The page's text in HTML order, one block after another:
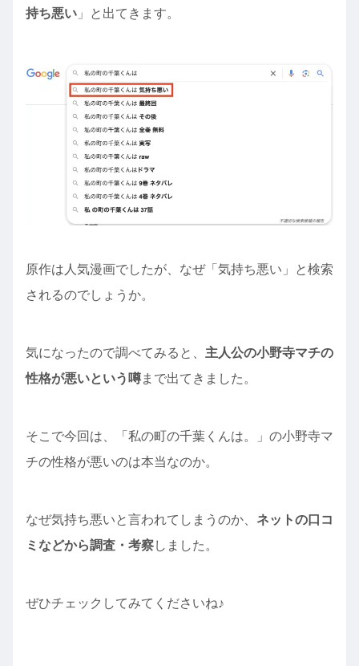
持ち悪い 」と出てきます。
原作は人気漫画でしたが、なぜ「気持ち悪い」と検索
されるのでしょうか。
気になったので調べてみると、 主人公の小野寺マチの
性格が悪いという噂まで出てきました。
そこで今回は、「私の町の千葉くんは。」の小野寺マ
チの性格が悪いのは本当なのか。
なぜ気持ち悪いと言われてしまうのか、 ネットの口コ
ミなどから調査・考察しました。
ぜひチェックしてみてくださいね♪